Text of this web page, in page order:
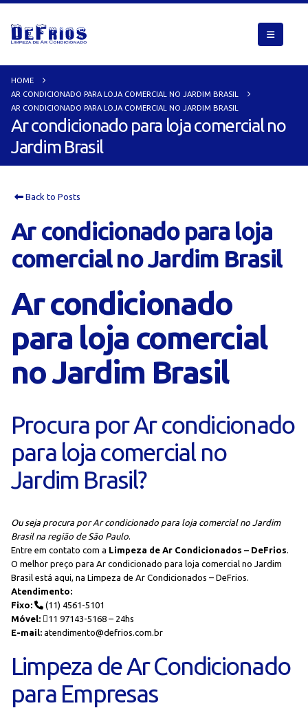
HOME
AR CONDICIONADO PARA LOJA COMERCIAL NO JARDIM BRASIL
AR CONDICIONADO PARA LOJA COMERCIAL NO JARDIM BRASIL
Ar condicionado para loja comercial no
Jardim Brasil
Back to Posts
Ar condicionado para loja
comercial no Jardim Brasil
Ar condicionado
para loja comercial
no Jardim Brasil
Procura por Ar condicionado
para loja comercial no
Jardim Brasil?
Ou seja procura por Ar condicionado para loja comercial no Jardim
Brasil na região de São Paulo.
Entre em contato com a Limpeza de Ar Condicionados – DeFrios.
O melhor preço para Ar condicionado para loja comercial no Jardim
Brasil está aqui, na Limpeza de Ar Condicionados – DeFrios.
Atendimento:
Fixo:
(11) 4561-5101
Móvel:
11 97143-5168 – 24hs
E-mail: atendimento@defrios.com.br
Limpeza de Ar Condicionado
para Empresas